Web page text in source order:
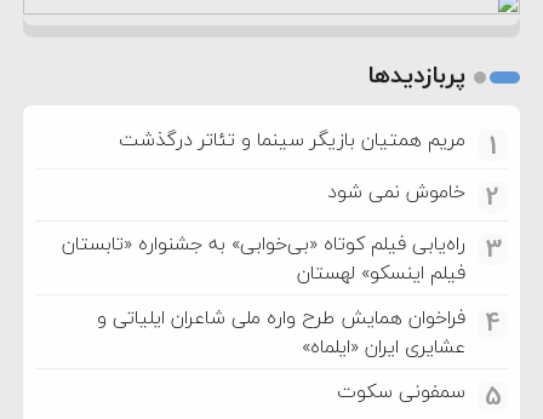
پربازدیدها
1 مریم همتیان بازیگر سینما و تئاتر درگذشت
2 خاموش نمی شود
3
راه‌یابی فیلم کوتاه «بی‌خوابی» به جشنواره «تابستان
فیلم اینسکو» لهستان
4
فراخوان همایش طرح واره ملی شاعران ایلیاتی و
عشایری ایران «ایلماه»
5 سمفونی سکوت